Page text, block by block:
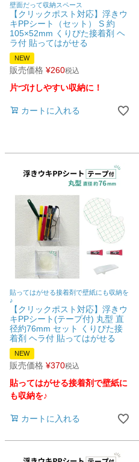
壁面だって収納スペース
【クリックポスト対応】浮きウ
キPPシート（セット） S 約
105×52mm くりぴた接着剤 ヘ
ラ付 貼ってはがせる
NEW
販売価格 ¥260税込
片づけしやすい収納に！
カートに入れる
貼ってはがせる接着剤で壁紙にも収納を
♪
【クリックポスト対応】浮きウ
キPPシート(テープ付) 丸型 直
径約76mm セット くりぴた接
着剤 ヘラ付 貼ってはがせる
NEW
販売価格 ¥370税込
貼ってはがせる接着剤で壁紙に
も収納を♪
カートに入れる